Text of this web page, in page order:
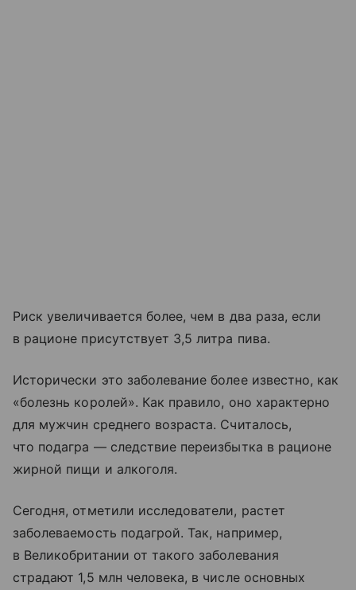
Риск увеличивается более, чем в два раза, если
в рационе присутствует 3,5 литра пива.
Исторически это заболевание более известно, как
«болезнь королей». Как правило, оно характерно
для мужчин среднего возраста. Считалось,
что подагра — следствие переизбытка в рационе
жирной пищи и алкоголя.
Сегодня, отметили исследователи, растет
заболеваемость подагрой. Так, например,
в Великобритании от такого заболевания
страдают 1,5 млн человека, в числе основных